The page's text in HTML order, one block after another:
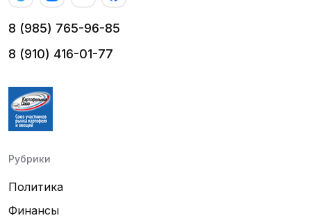
8 (985) 765-96-85
8 (910) 416-01-77
Рубрики
Политика
Финансы